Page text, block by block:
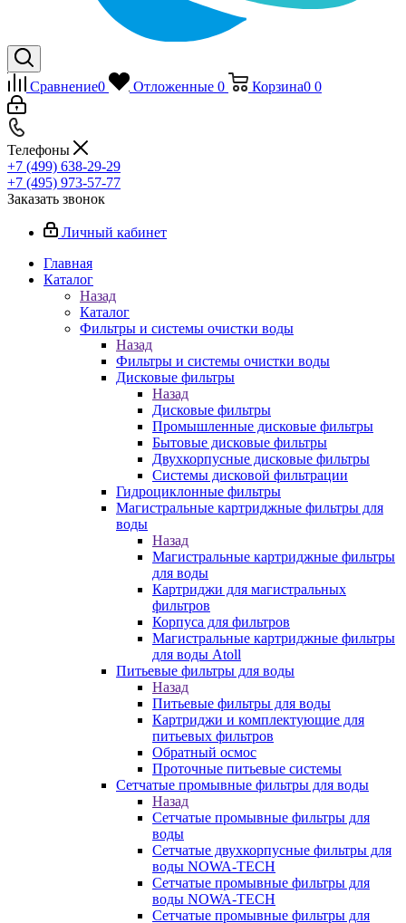
Сравнение0 Отложенные 0 Корзина0 0
Телефоны
+7 (499) 638-29-29
+7 (495) 973-57-77
Заказать звонок
Личный кабинет
Главная
Каталог
Назад
Каталог
Фильтры и системы очистки воды
Назад
Фильтры и системы очистки воды
Дисковые фильтры
Назад
Дисковые фильтры
Промышленные дисковые фильтры
Бытовые дисковые фильтры
Двухкорпусные дисковые фильтры
Системы дисковой фильтрации
Гидроциклонные фильтры
Магистральные картриджные фильтры для
воды
Назад
Магистральные картриджные фильтры
для воды
Картриджи для магистральных
фильтров
Корпуса для фильтров
Магистральные картриджные фильтры
для воды Atoll
Питьевые фильтры для воды
Назад
Питьевые фильтры для воды
Картриджи и комплектующие для
питьевых фильтров
Обратный осмос
Проточные питьевые системы
Сетчатые промывные фильтры для воды
Назад
Сетчатые промывные фильтры для
воды
Сетчатые двухкорпусные фильтры для
воды NOWA-TECH
Сетчатые промывные фильтры для
воды NOWA-TECH
Сетчатые промывные фильтры для